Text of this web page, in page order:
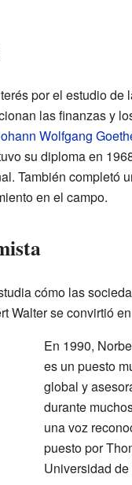
por el estudio de
las finanzas y
Wolfgang
su diploma en
También completó
en el campo.
cómo las
Walter se convirtió
En 1990,
es un puesto
global y
durante
una voz
puesto por
Universidad de